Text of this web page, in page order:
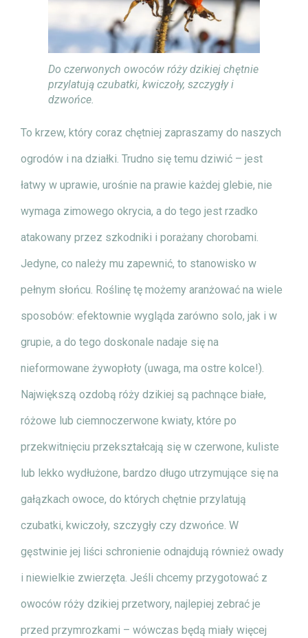
Do czerwonych owoców róży dzikiej chętnie
przylatują czubatki, kwiczoły, szczygły i
dzwońce.
To krzew, który coraz chętniej zapraszamy do naszych
ogrodów i na działki. Trudno się temu dziwić – jest
łatwy w uprawie, urośnie na prawie każdej glebie, nie
wymaga zimowego okrycia, a do tego jest rzadko
atakowany przez szkodniki i porażany chorobami.
Jedyne, co należy mu zapewnić, to stanowisko w
pełnym słońcu. Roślinę tę możemy aranżować na wiele
sposobów: efektownie wygląda zarówno solo, jak i w
grupie, a do tego doskonale nadaje się na
nieformowane żywopłoty (uwaga, ma ostre kolce!).
Największą ozdobą róży dzikiej są pachnące białe,
różowe lub ciemnoczerwone kwiaty, które po
przekwitnięciu przekształcają się w czerwone, kuliste
lub lekko wydłużone, bardzo długo utrzymujące się na
gałązkach owoce, do których chętnie przylatują
czubatki, kwiczoły, szczygły czy dzwońce. W
gęstwinie jej liści schronienie odnajdują również owady
i niewielkie zwierzęta. Jeśli chcemy przygotować z
owoców róży dzikiej przetwory, najlepiej zebrać je
przed przymrozkami – wówczas będą miały więcej